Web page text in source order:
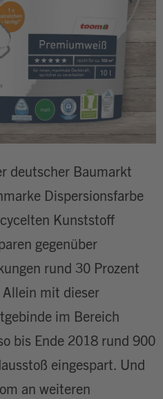
deutscher Baumarkt
Dispersionsfarbe
Kunststoff
gegenüber
rund 30 Prozent
Allein mit dieser
im Bereich
bis Ende 2018 rund 900
eingespart. Und
an weiteren